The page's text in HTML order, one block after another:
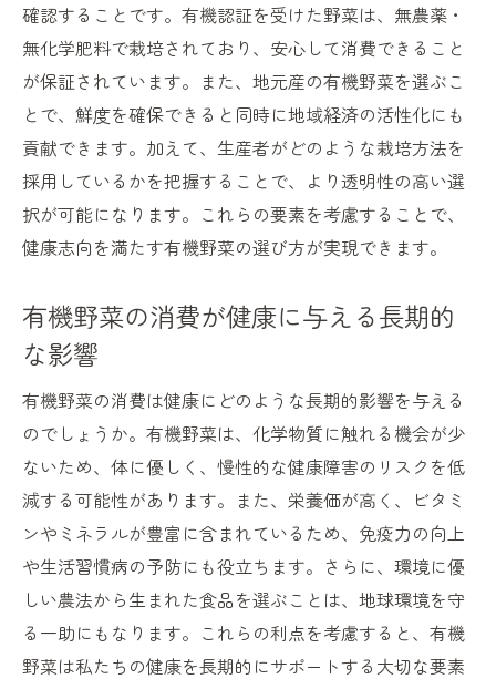
確認することです。有機認証を受けた野菜は、無農薬・
無化学肥料で栽培されており、安心して消費できること
が保証されています。また、地元産の有機野菜を選ぶこ
とで、鮮度を確保できると同時に地域経済の活性化にも
貢献できます。加えて、生産者がどのような栽培方法を
採用しているかを把握することで、より透明性の高い選
択が可能になります。これらの要素を考慮することで、
健康志向を満たす有機野菜の選び方が実現できます。
有機野菜の消費が健康に与える長期的
な影響
有機野菜の消費は健康にどのような長期的影響を与える
のでしょうか。有機野菜は、化学物質に触れる機会が少
ないため、体に優しく、慢性的な健康障害のリスクを低
減する可能性があります。また、栄養価が高く、ビタミ
ンやミネラルが豊富に含まれているため、免疫力の向上
や生活習慣病の予防にも役立ちます。さらに、環境に優
しい農法から生まれた食品を選ぶことは、地球環境を守
る一助にもなります。これらの利点を考慮すると、有機
野菜は私たちの健康を長期的にサポートする大切な要素